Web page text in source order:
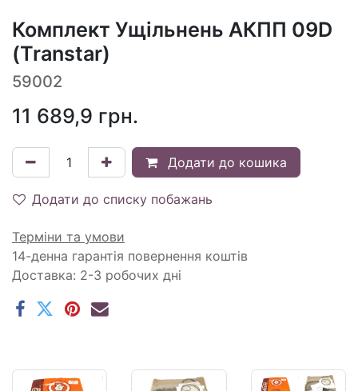
Комплект Ущільнень АКПП 09D
(Transtar)
59002
11 689,9 грн.
Додати до кошика
Додати до списку побажань
Терміни та умови
14-денна гарантія повернення коштів
Доставка: 2-3 робочих дні